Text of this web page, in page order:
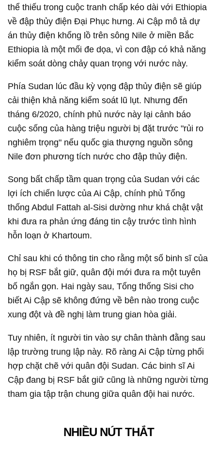
thể thiếu trong cuộc tranh chấp kéo dài với Ethiopia
về đập thủy điện Đại Phục hưng. Ai Cập mô tả dự
án thủy điện khổng lồ trên sông Nile ở miền Bắc
Ethiopia là một mối đe dọa, vì con đập có khả năng
kiểm soát dòng chảy quan trọng với nước này.
Phía Sudan lúc đầu kỳ vọng đập thủy điện sẽ giúp
cải thiện khả năng kiểm soát lũ lụt. Nhưng đến
tháng 6/2020, chính phủ nước này lại cảnh báo
cuộc sống của hàng triệu người bị đặt trước "rủi ro
nghiêm trọng" nếu quốc gia thượng nguồn sông
Nile đơn phương tích nước cho đập thủy điện.
Song bất chấp tầm quan trọng của Sudan với các
lợi ích chiến lược của Ai Cập, chính phủ Tổng
thống Abdul Fattah al-Sisi dường như khá chật vật
khi đưa ra phản ứng đáng tin cậy trước tình hình
hỗn loạn ở Khartoum.
Chỉ sau khi có thông tin cho rằng một số binh sĩ của
họ bị RSF bắt giữ, quân đội mới đưa ra một tuyên
bố ngắn gọn. Hai ngày sau, Tổng thống Sisi cho
biết Ai Cập sẽ không đứng về bên nào trong cuộc
xung đột và đề nghị làm trung gian hòa giải.
Tuy nhiên, ít người tin vào sự chân thành đằng sau
lập trường trung lập này. Rõ ràng Ai Cập từng phối
hợp chặt chẽ với quân đội Sudan. Các binh sĩ Ai
Cập đang bị RSF bắt giữ cũng là những người từng
tham gia tập trận chung giữa quân đội hai nước.
NHIỀU NÚT THẮT